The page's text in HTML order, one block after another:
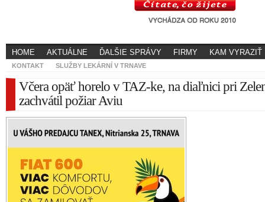
HOME AKTUÁLNE ĎALŠIE SPRÁVY FIRMY KAM VYRAZIŤ
KONTAKT SLUŽBY LEKÁRNÍ V TRNAVE
Včera opäť horelo v TAZ-ke, na diaľnici pri
zachvátil požiar Aviu